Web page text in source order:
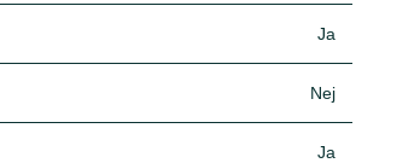
Ja
Nej
Ja